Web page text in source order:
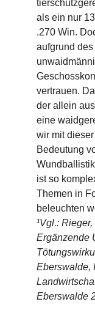
als ein nur
.270 Win.
aufgrund
vertrauen.
der allein
eine
wir mit
Bedeutung
ist so
Themen in
beleuchten
¹Vgl.:
Ergänzende
Eberswalde,
Eberswalde